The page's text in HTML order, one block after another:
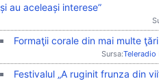
și au aceleași interese”
Formaţii corale din mai multe
Sursa:
Festivalul „A ruginit frunza din